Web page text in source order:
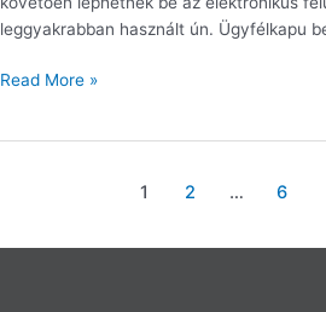
leggyakrabban használt ún. Ügyfélkapu
Read More »
1 2 … 6